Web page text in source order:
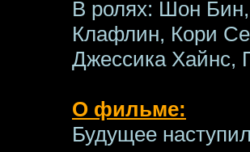
В ролях: Шон
Клафлин, Кори
Джессика Хайнс,
О фильме:
Будущее